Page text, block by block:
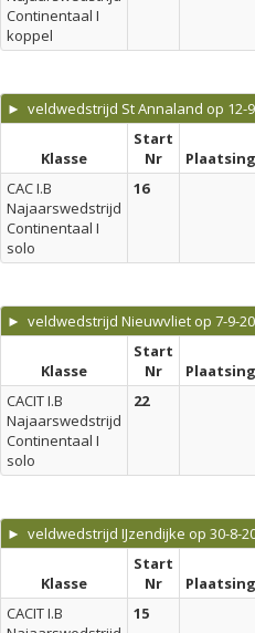
Continentaal I
koppel
► veldwedstrijd St Annaland op 12-
Klasse
Start
Nr
Plaatsing
CAC I.B
Najaarswedstrijd
Continentaal I
solo
16
► veldwedstrijd Nieuwvliet op 7-9-
Klasse
Start
Nr
Plaatsing
CACIT I.B
Najaarswedstrijd
Continentaal I
solo
22
► veldwedstrijd IJzendijke op 30-8-
Klasse
Start
Nr
Plaatsing
CACIT I.B
15